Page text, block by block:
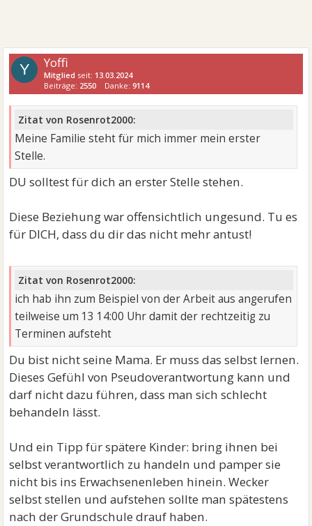
Y Yoffi
Mitglied seit: 13.03.2024
Beiträge: 2550 Danke:9114
Zitat von Rosenrot2000:
Meine Familie steht für mich immer mein erster
Stelle.
DU solltest für dich an erster Stelle stehen.
Diese Beziehung war offensichtlich ungesund. Tu es
für DICH, dass du dir das nicht mehr antust!
Zitat von Rosenrot2000:
ich hab ihn zum Beispiel von der Arbeit aus angerufen
teilweise um 13 14:00 Uhr damit der rechtzeitig zu
Terminen aufsteht
Du bist nicht seine Mama. Er muss das selbst lernen.
Dieses Gefühl von Pseudoverantwortung kann und
darf nicht dazu führen, dass man sich schlecht
behandeln lässt.
Und ein Tipp für spätere Kinder: bring ihnen bei
selbst verantwortlich zu handeln und pamper sie
nicht bis ins Erwachsenenleben hinein. Wecker
selbst stellen und aufstehen sollte man spätestens
nach der Grundschule drauf haben.